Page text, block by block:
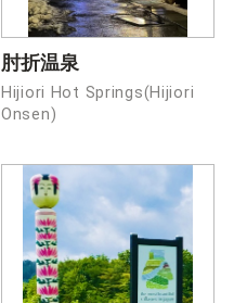
肘折温泉
Hijiori Hot Springs(Hijiori
Onsen)